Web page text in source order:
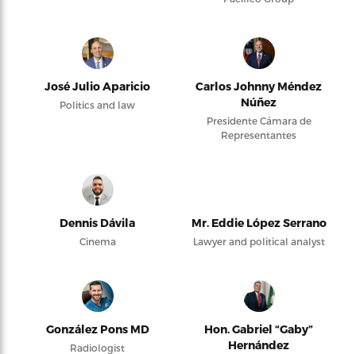
José Julio Aparicio
Politics and law
Carlos Johnny Méndez
Núñez
Presidente Cámara de
Representantes
Dennis Dávila
Cinema
Mr. Eddie López Serrano
Lawyer and political analyst
González Pons MD
Radiologist
Hon. Gabriel “Gaby”
Hernández